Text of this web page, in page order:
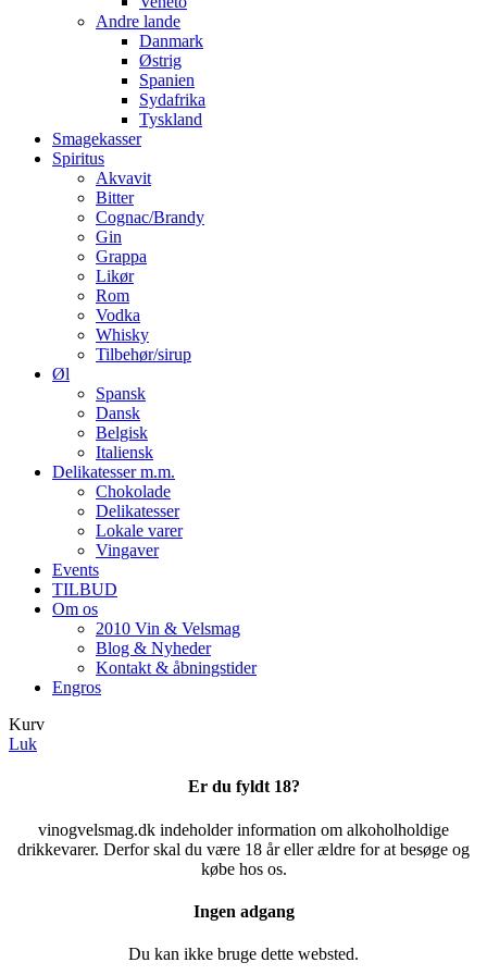
Andre lande
Danmark
Østrig
Spanien
Sydafrika
Tyskland
Smagekasser
Spiritus
Akvavit
Bitter
Cognac/Brandy
Gin
Grappa
Likør
Rom
Vodka
Whisky
Tilbehør/sirup
Øl
Spansk
Dansk
Belgisk
Italiensk
Delikatesser m.m.
Chokolade
Delikatesser
Lokale varer
Vingaver
Events
TILBUD
Om os
2010 Vin & Velsmag
Blog & Nyheder
Kontakt & åbningstider
Engros
Kurv
Luk
Er du fyldt 18?
vinogvelsmag.dk indeholder information om alkoholholdige
drikkevarer. Derfor skal du være 18 år eller ældre for at besøge og
købe hos os.
Ingen adgang
Du kan ikke bruge dette websted.